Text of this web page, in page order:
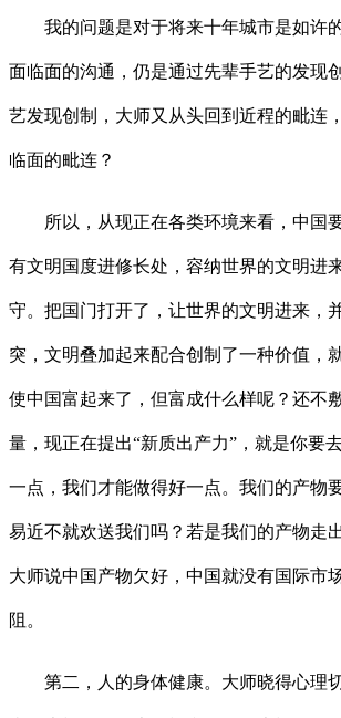
我的问题是对于将来十年城市是如许
面临面的沟通，仍是通过先辈手艺的发现
艺发现创制，大师又从头回到近程的毗连
临面的毗连？
所以，从现正在各类环境来看，中国
有文明国度进修长处，容纳世界的文明进
守。把国门打开了，让世界的文明进来，
突，文明叠加起来配合创制了一种价值，
使中国富起来了，但富成什么样呢？还不
量，现正在提出“新质出产力”，就是你要
一点，我们才能做得好一点。我们的产物
易近不就欢送我们吗？若是我们的产物走
大师说中国产物欠好，中国就没有国际市
阻。
第二，人的身体健康。大师晓得心理